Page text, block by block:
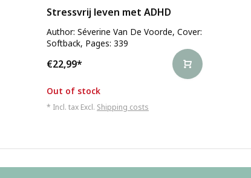
Stressvrij leven met ADHD
Author: Séverine Van De Voorde, Cover:
Softback, Pages: 339
€22,99*
Out of stock
* Incl. tax Excl. Shipping costs